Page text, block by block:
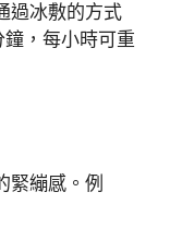
過冰敷的方式
，每小時可重
緊繃感。例